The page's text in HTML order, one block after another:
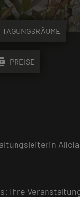
TAGUNGSRÄUME
PREISE
Ihre